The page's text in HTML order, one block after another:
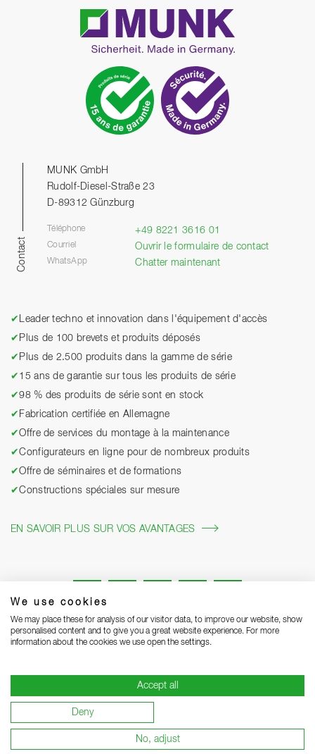
We use cookies
We may place these for analysis of our visitor data, to improve our website, show
personalised content and to give you a great website experience. For more
information about the cookies we use open the settings.
Accept all
Deny
No, adjust
Contact
MUNK GmbH
Rudolf-Diesel-Straße 23
D-89312 Günzburg
Téléphone +49 8221 3616 01
Courriel Ouvrir le formulaire de contact
WhatsApp Chatter maintenant
✔ Leader techno et innovation dans l'équipement d'accès
✔ Plus de 100 brevets et produits déposés
✔ Plus de 2.500 produits dans la gamme de série
✔ 15 ans de garantie sur tous les produits de série
✔98 % des produits de série sont en stock
✔ Fabrication certifiée en Allemagne
✔Offre de services du montage à la maintenance
✔Configurateurs en ligne pour de nombreux produits
✔Offre de séminaires et de formations
✔Constructions spéciales sur mesure
EN SAVOIR PLUS SUR VOS AVANTAGES
Mentions légales Protection des données Grounding Page
CGV Remarques concernant la livraison
Conditions de garantie Devenir sous-traitant